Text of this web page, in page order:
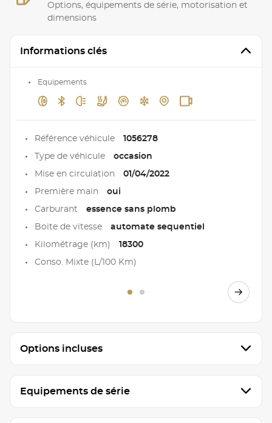
Options, équipements de série, motorisation et
dimensions
Informations clés
Equipements
Référence véhicule 1056278
Type de véhicule occasion
Mise en circulation 01/04/2022
Première main oui
Carburant essence sans plomb
Boite de vitesse automate sequentiel
Kilométrage (km) 18300
Conso. Mixte (L/100 Km)
Options incluses
Equipements de série